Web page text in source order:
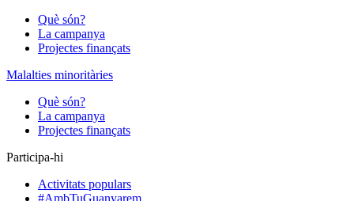
Què són?
La campanya
Projectes finançats
Malalties minoritàries
Què són?
La campanya
Projectes finançats
Participa-hi
Activitats populars
#AmbTuGuanyarem